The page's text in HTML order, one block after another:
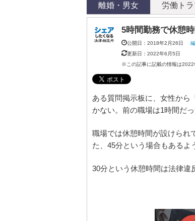
離婚・男女 労働ト
5時間勤務で休憩
公開日：2018年2月26日
更新日：2022年6月5日
※この記事に記載の情報は
ある質問掲示板に、女性から
かない。前の職場は1時間だ
職場では休憩時間が設けられ
た、45分という場合もあるよ
30分という休憩時間は法律違